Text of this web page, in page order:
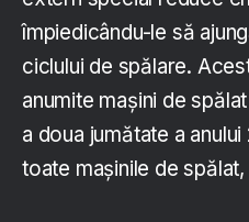
împiedicându-le să
ciclului de spălare.
anumite mașini de
a doua jumătate a
toate mașinile de